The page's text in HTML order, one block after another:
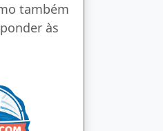
também
às